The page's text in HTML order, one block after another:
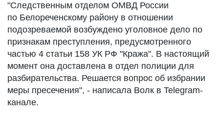
"Следственным отделом ОМВД России
по Белореченскому району в отношении
подозреваемой возбуждено уголовное дело по
признакам преступления, предусмотренного
частью 4 статьи 158 УК РФ "Кража". В настоящий
момент она доставлена в отдел полиции для
разбирательства. Решается вопрос об избрании
меры пресечения", - написала Волк в Telegram-
канале.